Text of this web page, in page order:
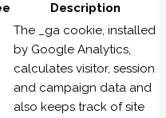
Description
The _ga cookie, installed
by Google Analytics,
calculates visitor, session
and campaign data and
also keeps track of site